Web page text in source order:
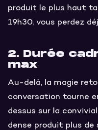
produit le plus haut
19h30, vous perdez
2. Durée
max
Au-delà, la magie
conversation tourne
dessus sur la
dense produit plus de